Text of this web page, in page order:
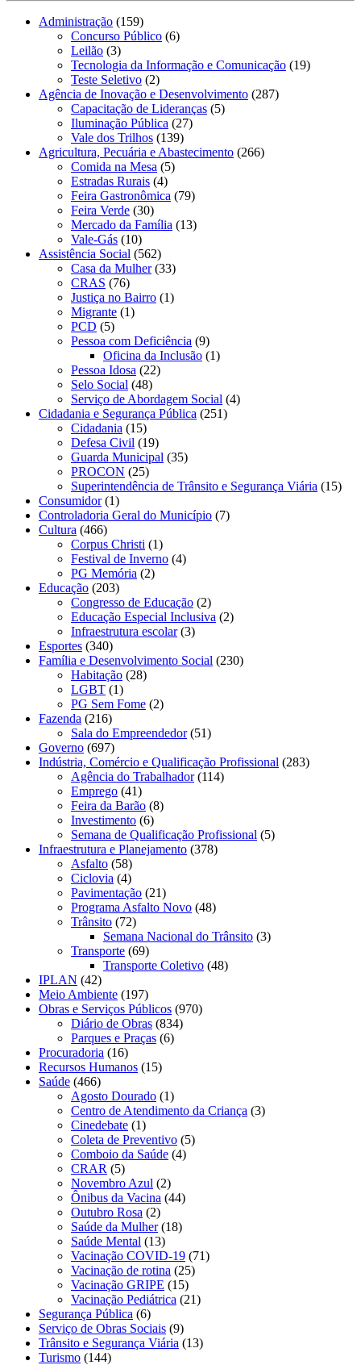
Administração (159)
Concurso Público (6)
Leilão (3)
Tecnologia da Informação e Comunicação (19)
Teste Seletivo (2)
Agência de Inovação e Desenvolvimento (287)
Capacitação de Lideranças (5)
Iluminação Pública (27)
Vale dos Trilhos (139)
Agricultura, Pecuária e Abastecimento (266)
Comida na Mesa (5)
Estradas Rurais (4)
Feira Gastronômica (79)
Feira Verde (30)
Mercado da Família (13)
Vale-Gás (10)
Assistência Social (562)
Casa da Mulher(33)
CRAS (76)
Justiça no Bairro (1)
Migrante (1)
PCD (5)
Pessoa com Deficiência (9)
Oficina da Inclusão (1)
Pessoa Idosa (22)
Selo Social (48)
Serviço de Abordagem Social (4)
Cidadania e Segurança Pública (251)
Cidadania (15)
Defesa Civil (19)
Guarda Municipal (35)
PROCON (25)
Superintendência de Trânsito e Segurança Viária (15)
Consumidor(1)
Controladoria Geral do Município (7)
Cultura (466)
Corpus Christi (1)
Festival de Inverno (4)
PG Memória (2)
Educação (203)
Congresso de Educação (2)
Educação Especial Inclusiva (2)
Infraestrutura escolar(3)
Esportes (340)
Família e Desenvolvimento Social (230)
Habitação (28)
LGBT (1)
PG Sem Fome (2)
Fazenda (216)
Sala do Empreendedor(51)
Governo (697)
Indústria, Comércio e Qualificação Profissional (283)
Agência do Trabalhador(114)
Emprego (41)
Feira da Barão (8)
Investimento (6)
Semana de Qualificação Profissional (5)
Infraestrutura e Planejamento (378)
Asfalto (58)
Ciclovia (4)
Pavimentação (21)
Programa Asfalto Novo (48)
Trânsito (72)
Semana Nacional do Trânsito (3)
Transporte (69)
Transporte Coletivo (48)
IPLAN (42)
Meio Ambiente (197)
Obras e Serviços Públicos (970)
Diário de Obras (834)
Parques e Praças (6)
Procuradoria (16)
Recursos Humanos (15)
Saúde (466)
Agosto Dourado (1)
Centro de Atendimento da Criança (3)
Cinedebate (1)
Coleta de Preventivo (5)
Comboio da Saúde (4)
CRAR (5)
Novembro Azul (2)
Ônibus da Vacina (44)
Outubro Rosa (2)
Saúde da Mulher(18)
Saúde Mental (13)
Vacinação COVID-19 (71)
Vacinação de rotina (25)
Vacinação GRIPE (15)
Vacinação Pediátrica (21)
Segurança Pública (6)
Serviço de Obras Sociais (9)
Trânsito e Segurança Viária (13)
Turismo (144)